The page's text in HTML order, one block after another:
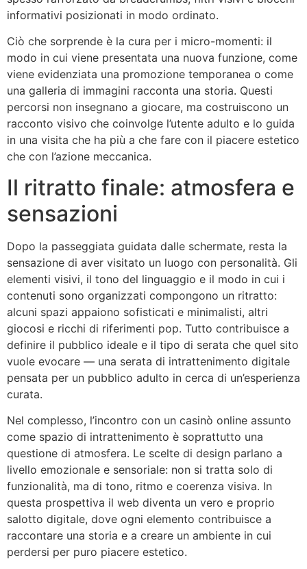
informativi posizionati in modo ordinato.
Ciò che sorprende è la cura per i micro-momenti: il
modo in cui viene presentata una nuova funzione, come
viene evidenziata una promozione temporanea o come
una galleria di immagini racconta una storia. Questi
percorsi non insegnano a giocare, ma costruiscono un
racconto visivo che coinvolge l’utente adulto e lo guida
in una visita che ha più a che fare con il piacere estetico
che con l’azione meccanica.
Il ritratto finale: atmosfera e
sensazioni
Dopo la passeggiata guidata dalle schermate, resta la
sensazione di aver visitato un luogo con personalità. Gli
elementi visivi, il tono del linguaggio e il modo in cui i
contenuti sono organizzati compongono un ritratto:
alcuni spazi appaiono sofisticati e minimalisti, altri
giocosi e ricchi di riferimenti pop. Tutto contribuisce a
definire il pubblico ideale e il tipo di serata che quel sito
vuole evocare — una serata di intrattenimento digitale
pensata per un pubblico adulto in cerca di un’esperienza
curata.
Nel complesso, l’incontro con un casinò online assunto
come spazio di intrattenimento è soprattutto una
questione di atmosfera. Le scelte di design parlano a
livello emozionale e sensoriale: non si tratta solo di
funzionalità, ma di tono, ritmo e coerenza visiva. In
questa prospettiva il web diventa un vero e proprio
salotto digitale, dove ogni elemento contribuisce a
raccontare una storia e a creare un ambiente in cui
perdersi per puro piacere estetico.